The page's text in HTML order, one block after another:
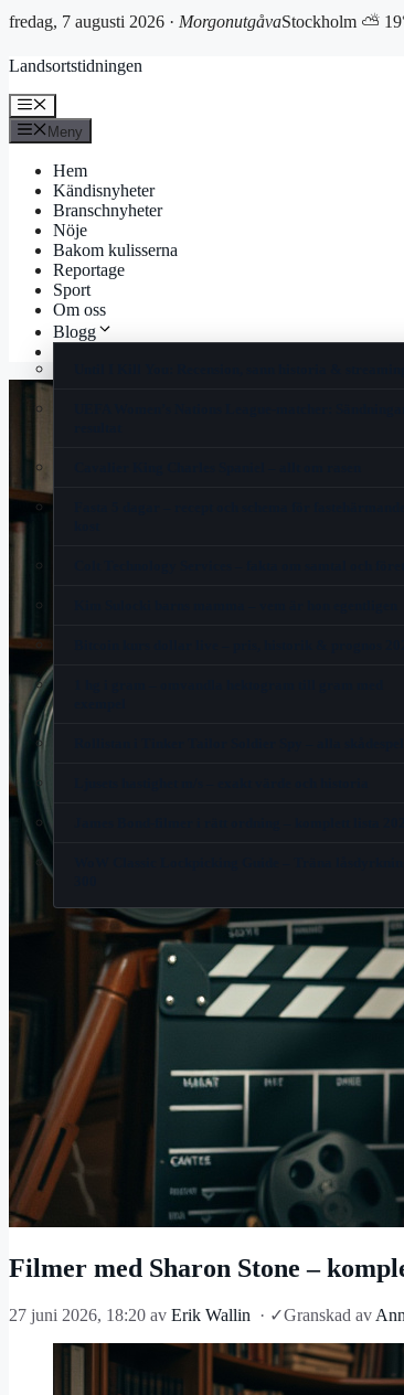
fredag, 7 augusti 2026 · MorgonutgåvaStockholm ⛅
till
Landsortstidningen
Meny
Meny
Hem
Kändisnyheter
Branschnyheter
Nöje
Bakom kulisserna
Reportage
Sport
Om oss
Blogg
Filmer med Sharon Stone –
27 juni 2026, 18:20 av Erik Wallin · ✓Granskad av